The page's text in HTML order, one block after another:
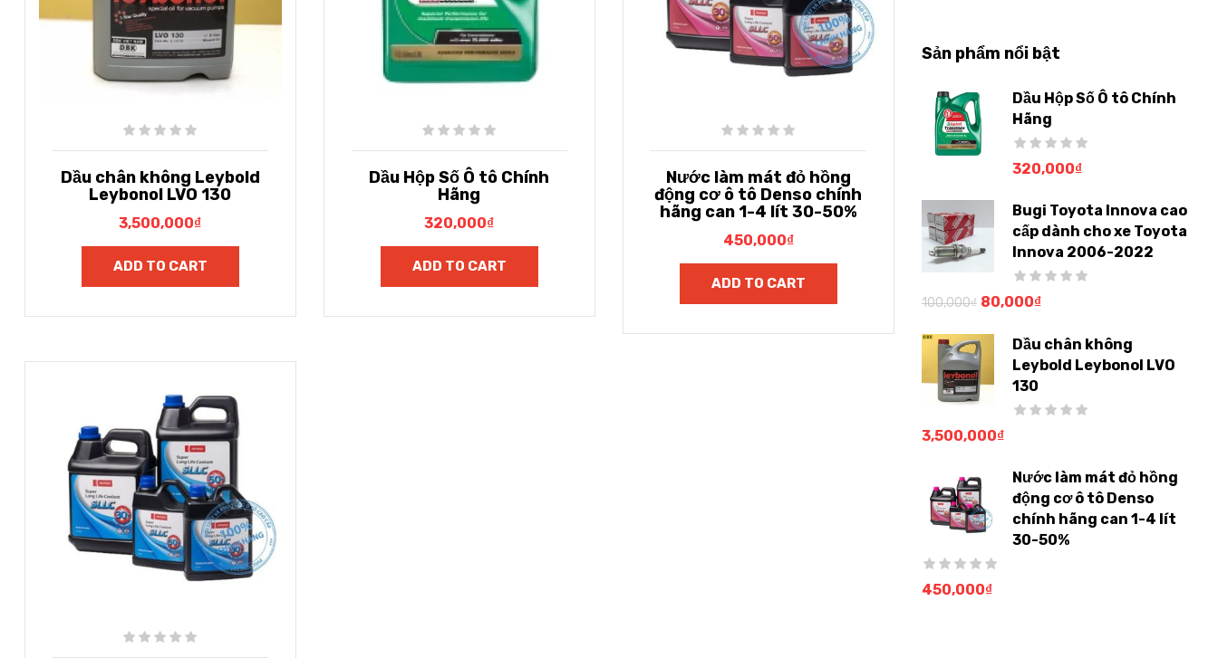
Dầu chân không Leybold
Leybonol LVO 130
3,500,000₫
ADD TO CART
Dầu Hộp Số Ô tô Chính
Hãng
320,000₫
ADD TO CART
Nước làm mát đỏ hồng
động cơ ô tô Denso chính
hãng can 1-4 lít 30-50%
450,000₫
ADD TO CART
Sản phẩm nổi bật
Dầu Hộp Số Ô tô Chính
Hãng
320,000₫
Bugi Toyota Innova cao
cấp dành cho xe Toyota
Innova 2006-2022
100,000₫ 80,000₫
Dầu chân không
Leybold Leybonol LVO
130
3,500,000₫
Nước làm mát đỏ hồng
động cơ ô tô Denso
chính hãng can 1-4 lít
30-50%
450,000₫